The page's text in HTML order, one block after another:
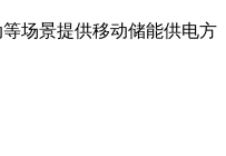
场景提供移动储能供电方